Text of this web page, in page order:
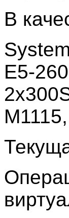
В
E5-